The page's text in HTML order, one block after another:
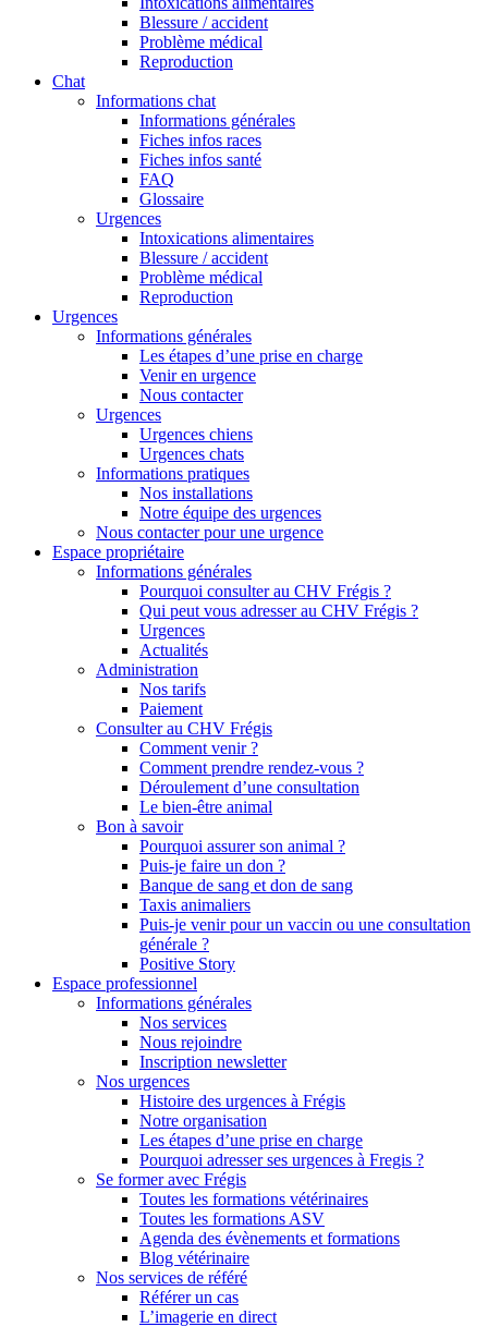
Blessure / accident
Problème médical
Reproduction
Chat
Informations chat
Informations générales
Fiches infos races
Fiches infos santé
FAQ
Glossaire
Urgences
Intoxications alimentaires
Blessure / accident
Problème médical
Reproduction
Urgences
Informations générales
Les étapes d’une prise en charge
Venir en urgence
Nous contacter
Urgences
Urgences chiens
Urgences chats
Informations pratiques
Nos installations
Notre équipe des urgences
Nous contacter pour une urgence
Espace propriétaire
Informations générales
Pourquoi consulter au CHV Frégis ?
Qui peut vous adresser au CHV Frégis ?
Urgences
Actualités
Administration
Nos tarifs
Paiement
Consulter au CHV Frégis
Comment venir ?
Comment prendre rendez-vous ?
Déroulement d’une consultation
Le bien-être animal
Bon à savoir
Pourquoi assurer son animal ?
Puis-je faire un don ?
Banque de sang et don de sang
Taxis animaliers
Puis-je venir pour un vaccin ou une consultation
générale ?
Positive Story
Espace professionnel
Informations générales
Nos services
Nous rejoindre
Inscription newsletter
Nos urgences
Histoire des urgences à Frégis
Notre organisation
Les étapes d’une prise en charge
Pourquoi adresser ses urgences à Fregis ?
Se former avec Frégis
Toutes les formations vétérinaires
Toutes les formations ASV
Agenda des évènements et formations
Blog vétérinaire
Nos services de référé
Référer un cas
L’imagerie en direct